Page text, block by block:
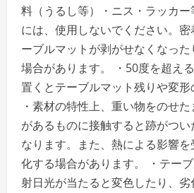
料（うるし等）・ニス・ラッカ
には、使用しないでください。
ーブルマットが剥がせなくなっ
場合があります。 ・50度を超え
置くとテーブルマット残りや変形
・素材の特性上、重い物をのせ
があるものに接触すると跡がつ
なります。また、熱による影響
化する場合があります。 ・テー
射日光が当たると変色したり、